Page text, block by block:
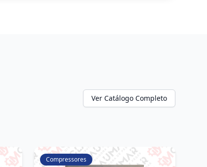
Ver Catálogo Completo
Compressores